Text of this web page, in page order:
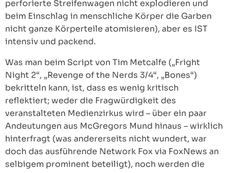
perforierte Streifenwagen nicht explodieren und
beim Einschlag in menschliche Körper die Garben
nicht ganze Körperteile atomisieren), aber es IST
intensiv und packend.
Was man beim Script von Tim Metcalfe („Fright
Night 2“, „Revenge of the Nerds 3/4“, „Bones“)
bekritteln kann, ist, dass es wenig kritisch
reflektiert; weder die Fragwürdigkeit des
veranstalteten Medienzirkus wird – über ein paar
Andeutungen aus McGregors Mund hinaus – wirklich
hinterfragt (was andererseits nicht wundert, war
doch das ausführende Network Fox via FoxNews an
selbigem prominent beteiligt), noch werden die